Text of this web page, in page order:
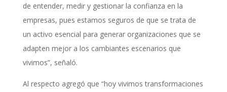
de entender, medir y gestionar la confianza en la
empresas, pues estamos seguros de que se trata de
un activo esencial para generar organizaciones que se
adapten mejor a los cambiantes escenarios que
vivimos”, señaló.
Al respecto agregó que “hoy vivimos transformaciones